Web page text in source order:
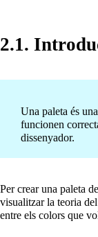
2.1.
Una paleta és
funcionen
dissenyador.
Per crear una paleta
visualitzar la teoria
entre els colors que